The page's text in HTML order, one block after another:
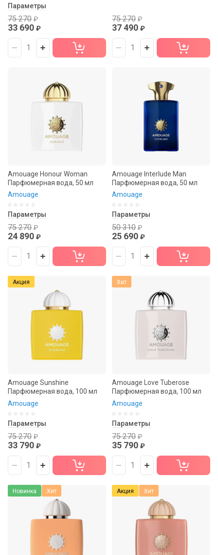
Параметры
75 270 ₽
33 690 ₽
75 270 ₽
37 490 ₽
Amouage Honour Woman
Парфюмерная вода, 50 мл
Amouage
Параметры
75 270 ₽
24 890 ₽
Amouage Interlude Man
Парфюмерная вода, 50 мл
Amouage
Параметры
50 310 ₽
25 690 ₽
Акция
Amouage Sunshine
Парфюмерная вода, 100 мл
Amouage
Параметры
75 270 ₽
33 790 ₽
Хит
Amouage Love Tuberose
Парфюмерная вода, 100 мл
Amouage
Параметры
75 270 ₽
35 790 ₽
Новинка Хит Акция Хит